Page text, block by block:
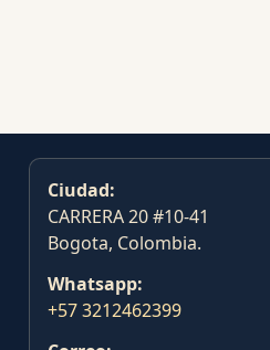
Ciudad:
CARRERA 20 #10-41
Bogota, Colombia.
Whatsapp:
+57 3212462399